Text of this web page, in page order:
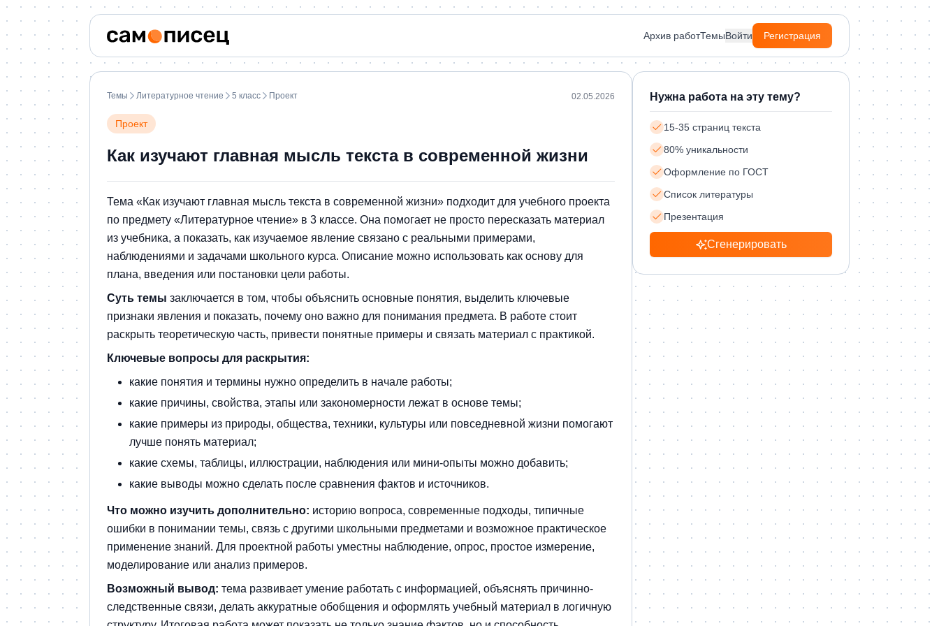
Архив работТемыВойти Регистрация
Темы Литературное чтение 5 класс Проект 02.05.2026
Проект
Как изучают главная мысль текста в современной жизни
Тема «Как изучают главная мысль текста в современной жизни» подходит для учебного проекта
по предмету «Литературное чтение» в 3 классе. Она помогает не просто пересказать материал
из учебника, а показать, как изучаемое явление связано с реальными примерами,
наблюдениями и задачами школьного курса. Описание можно использовать как основу для
плана, введения или постановки цели работы.
Суть темы заключается в том, чтобы объяснить основные понятия, выделить ключевые
признаки явления и показать, почему оно важно для понимания предмета. В работе стоит
раскрыть теоретическую часть, привести понятные примеры и связать материал с практикой.
Ключевые вопросы для раскрытия:
какие понятия и термины нужно определить в начале работы;
какие причины, свойства, этапы или закономерности лежат в основе темы;
какие примеры из природы, общества, техники, культуры или повседневной жизни помогают
лучше понять материал;
какие схемы, таблицы, иллюстрации, наблюдения или мини-опыты можно добавить;
какие выводы можно сделать после сравнения фактов и источников.
Что можно изучить дополнительно: историю вопроса, современные подходы, типичные
ошибки в понимании темы, связь с другими школьными предметами и возможное практическое
применение знаний. Для проектной работы уместны наблюдение, опрос, простое измерение,
моделирование или анализ примеров.
Возможный вывод: тема развивает умение работать с информацией, объяснять причинно-
следственные связи, делать аккуратные обобщения и оформлять учебный материал в логичную
Нужна работа на эту тему?
15-35 страниц текста
80% уникальности
Оформление по ГОСТ
Список литературы
Презентация
Сгенерировать